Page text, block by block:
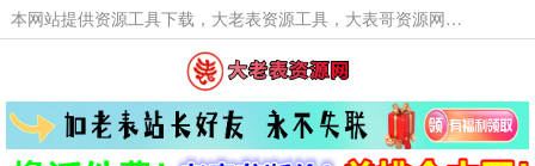
本网站提供资源工具下载，大老表资源工具，大表哥资源网软件工具，大老表资源下载，活动线报福利资源分享,活动线报，大型网游经典游戏，网络热门技术游戏辅助交流与分享。